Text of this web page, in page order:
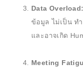
Data Overload:
ข้อมูล ไม่เป็น ท
และอาจเกิด
Meeting